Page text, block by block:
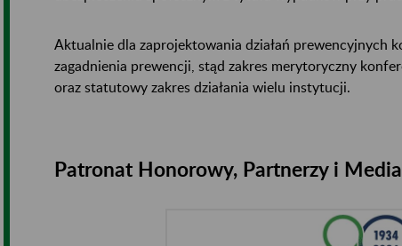
Aktualnie dla zaprojektowania działań prewencyjnych
zagadnienia prewencji, stąd zakres merytoryczny
oraz statutowy zakres działania wielu instytucji.
Patronat Honorowy, Partnerzy i Media